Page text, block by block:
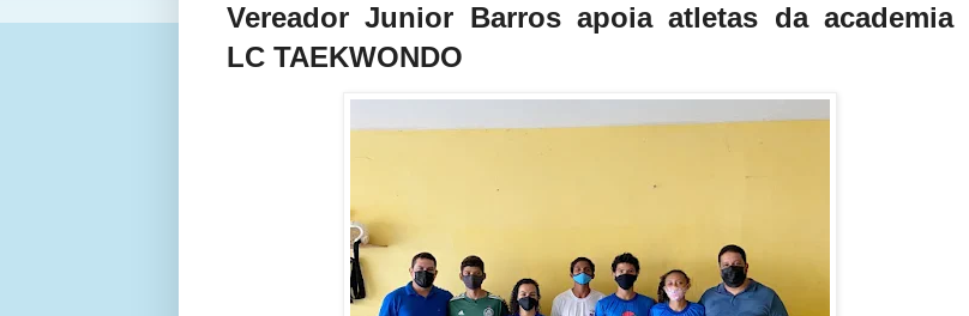
Vereador Junior Barros apoia atletas da academia
LC TAEKWONDO